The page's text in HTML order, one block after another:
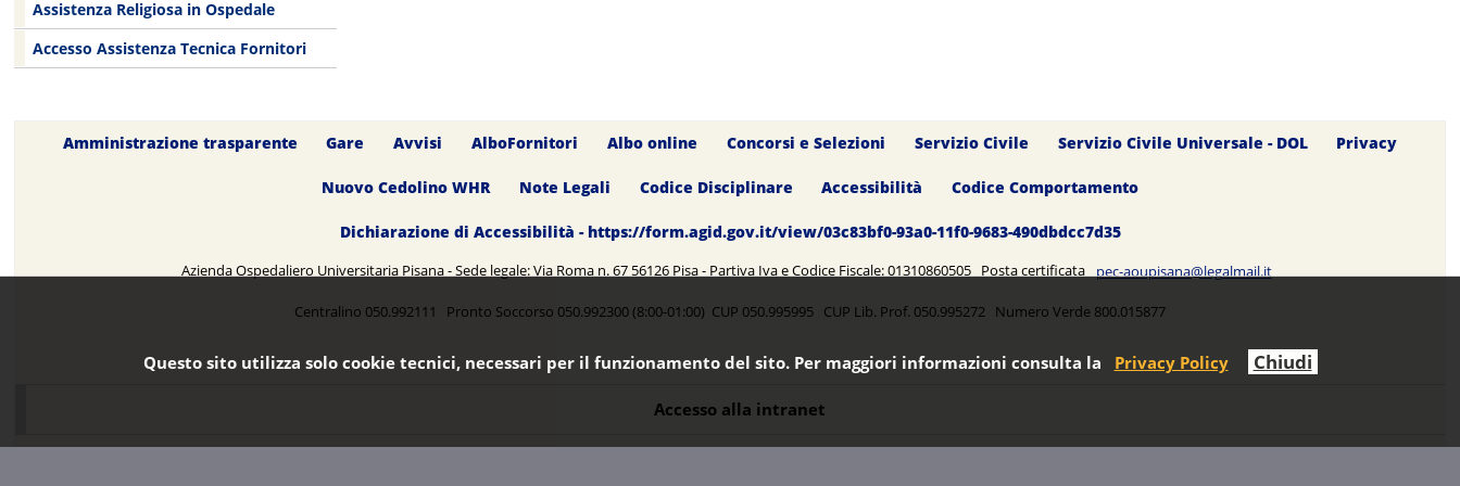
Assistenza Religiosa in Ospedale
Accesso Assistenza Tecnica Fornitori
Amministrazione trasparente Gare Avvisi AlboFornitori Albo online Concorsi e Selezioni Servizio Civile Servizio Civile Universale - DOL Privacy
Nuovo Cedolino WHR Note Legali Codice Disciplinare Accessibilità Codice Comportamento
Dichiarazione di Accessibilità - https://form.agid.gov.it/view/03c83bf0-93a0-11f0-9683-490dbdcc7d35
Azienda Ospedaliero Universitaria Pisana - Sede legale: Via Roma n. 67 56126 Pisa - Partiva Iva e Codice Fiscale: 01310860505 Posta certificata pec-aoupisana@legalmail.it
Centralino 050.992111 Pronto Soccorso 050.992300 (8:00-01:00) CUP 050.995995 CUP Lib. Prof. 050.995272 Numero Verde 800.015877
Accesso alla intranet
Questo sito utilizza solo cookie tecnici, necessari per il funzionamento del sito. Per maggiori informazioni consulta la Privacy Policy Chiudi